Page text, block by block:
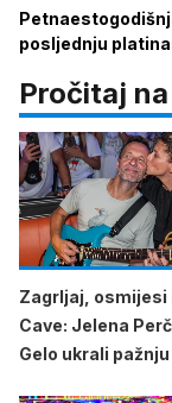
posljednju
Pročitaj na
Zagrljaj, osmijesi
Cave: Jelena
Gelo ukrali pažnju